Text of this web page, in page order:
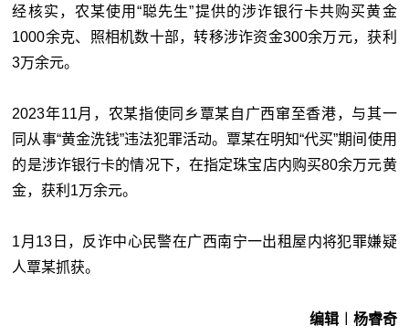
经核实，农某使用“聪先生”提供的涉诈银行卡共购买黄金
1000余克、照相机数十部，转移涉诈资金300余万元，获利
3万余元。
2023年11月，农某指使同乡覃某自广西窜至香港，与其一
同从事“黄金洗钱”违法犯罪活动。覃某在明知“代买”期间使用
的是涉诈银行卡的情况下，在指定珠宝店内购买80余万元黄
金，获利1万余元。
1月13日，反诈中心民警在广西南宁一出租屋内将犯罪嫌疑
人覃某抓获。
编辑︱杨睿奇